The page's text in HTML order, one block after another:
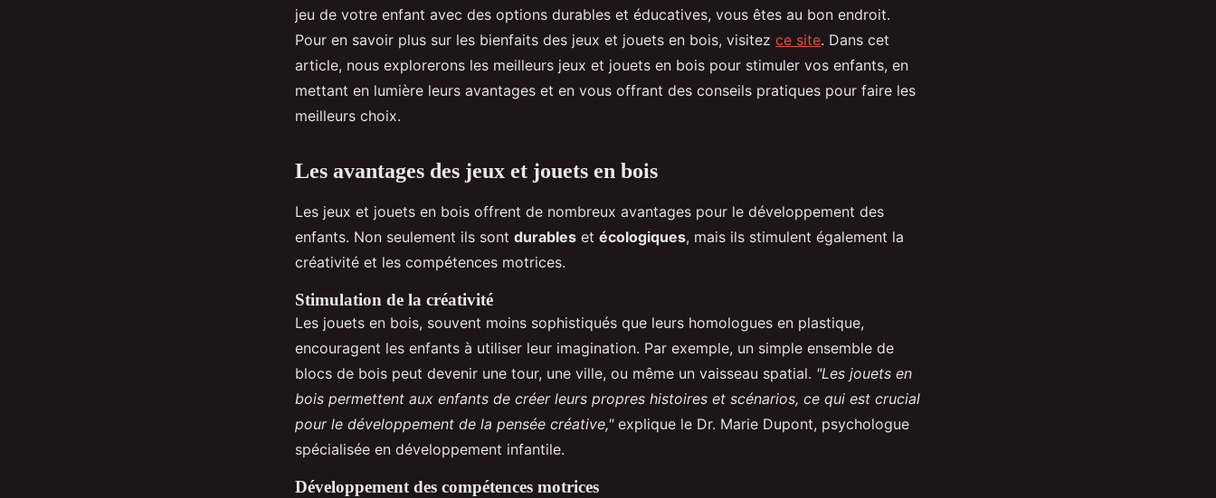
jeu de votre enfant avec des options durables et éducatives, vous êtes au bon endroit.
Pour en savoir plus sur les bienfaits des jeux et jouets en bois, visitez ce site. Dans cet
article, nous explorerons les meilleurs jeux et jouets en bois pour stimuler vos enfants, en
mettant en lumière leurs avantages et en vous offrant des conseils pratiques pour faire les
meilleurs choix.
Les avantages des jeux et jouets en bois
Les jeux et jouets en bois offrent de nombreux avantages pour le développement des
enfants. Non seulement ils sont durables et écologiques, mais ils stimulent également la
créativité et les compétences motrices.
Stimulation de la créativité
Les jouets en bois, souvent moins sophistiqués que leurs homologues en plastique,
encouragent les enfants à utiliser leur imagination. Par exemple, un simple ensemble de
blocs de bois peut devenir une tour, une ville, ou même un vaisseau spatial. "Les jouets en
bois permettent aux enfants de créer leurs propres histoires et scénarios, ce qui est crucial
pour le développement de la pensée créative,"explique le Dr. Marie Dupont, psychologue
spécialisée en développement infantile.
Développement des compétences motrices